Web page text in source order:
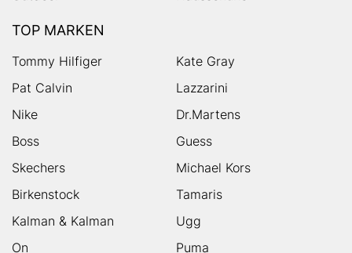
TOP MARKEN
Tommy Hilfiger
Kate Gray
Pat Calvin
Lazzarini
Nike
Dr.Martens
Boss
Guess
Skechers
Michael Kors
Birkenstock
Tamaris
Kalman & Kalman
Ugg
On
Puma